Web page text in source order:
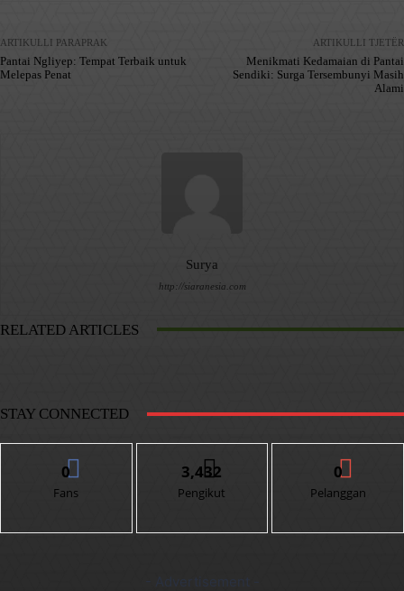
ARTIKULLI PARAPRAK
Pantai Ngliyep: Tempat Terbaik untuk
Melepas Penat
ARTIKULLI TJETËR
Menikmati Kedamaian di Pantai
Sendiki: Surga Tersembunyi Masih
Alami
Surya
http://siaranesia.com
RELATED ARTICLES
STAY CONNECTED
0
Fans
3,432
Pengikut
0
Pelanggan
- Advertisement -